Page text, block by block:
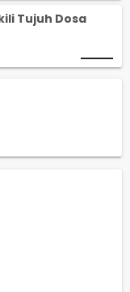
Tujuh Dosa